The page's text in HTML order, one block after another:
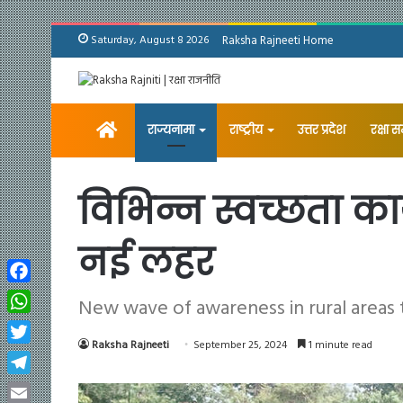
Saturday, August 8 2026 Raksha Rajneeti Home
Homeराज्यनामा राष्ट्रीय उत्तर प्रदेश रक्षा
विभिन्न स्वच्छता
नई लहर
New wave of awareness in rural
Raksha Rajneeti September 25, 2024 1 minute read
Facebook
WhatsApp
Twitter
Telegram